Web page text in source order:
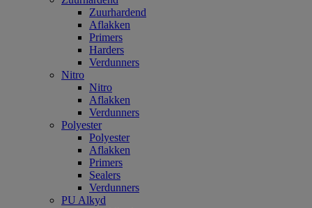
Zuurhardend
Aflakken
Primers
Harders
Verdunners
Nitro
Nitro
Aflakken
Verdunners
Polyester
Polyester
Aflakken
Primers
Sealers
Verdunners
PU Alkyd